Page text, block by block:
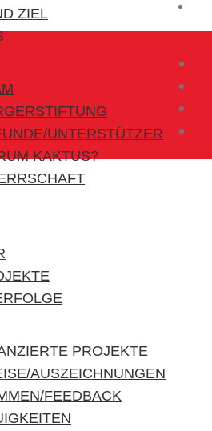
ZIEL
UNTERSTÜTZER
KAKTUS?
PROJEKTE
AUSZEICHNUNGEN
FEEDBACK